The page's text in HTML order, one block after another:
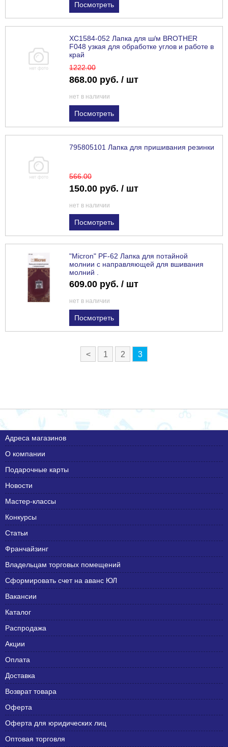
Посмотреть
ХС1584-052 Лапка для ш/м BROTHER
F048 узкая для обработке углов и работе в
край
1222.00
868.00 руб. / шт
нет в наличии
Посмотреть
795805101 Лапка для пришивания резинки
566.00
150.00 руб. / шт
нет в наличии
Посмотреть
"Micron" PF-62 Лапка для потайной
молнии с направляющей для вшивания
молний .
609.00 руб. / шт
нет в наличии
Посмотреть
< 1 2 3
Адреса магазинов
О компании
Подарочные карты
Новости
Мастер-классы
Конкурсы
Статьи
Франчайзинг
Владельцам торговых помещений
Сформировать счет на аванс ЮЛ
Вакансии
Каталог
Распродажа
Акции
Оплата
Доставка
Возврат товара
Оферта
Оферта для юридических лиц
Оптовая торговля